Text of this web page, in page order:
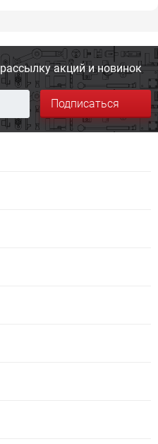
рассылку акций и новинок
Подписаться